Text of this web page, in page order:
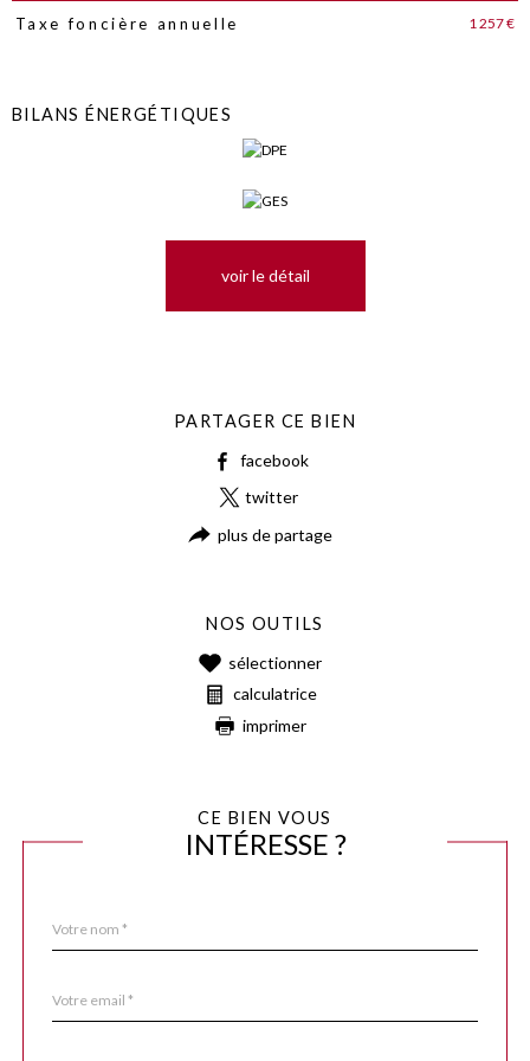
Taxe foncière annuelle 1 257 €
BILANS ÉNERGÉTIQUES
voir le détail
PARTAGER CE BIEN
facebook
twitter
plus de partage
NOS OUTILS
sélectionner
calculatrice
imprimer
CE BIEN VOUS
INTÉRESSE ?
par
*
*